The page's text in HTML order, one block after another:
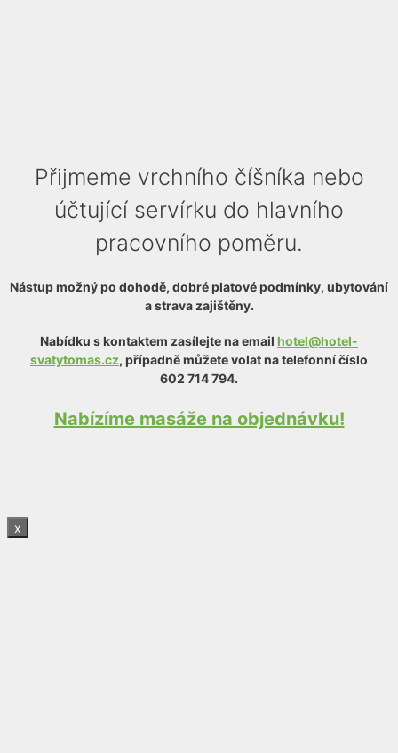
Přijmeme vrchního číšníka nebo
účtující servírku do hlavního
pracovního poměru.
Nástup možný po dohodě, dobré platové podmínky, ubytování
a strava zajištěny.
Nabídku s kontaktem zasílejte na email hotel@hotel-
svatytomas.cz, případně můžete volat na telefonní číslo
602 714 794.
Nabízíme masáže na objednávku!
x